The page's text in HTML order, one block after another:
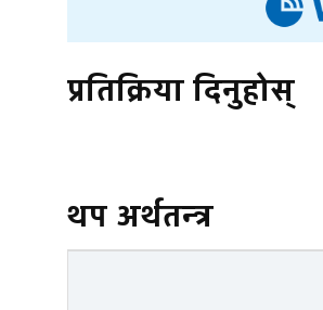
प्रतिक्रिया दिनुहोस्
थप अर्थतन्त्र